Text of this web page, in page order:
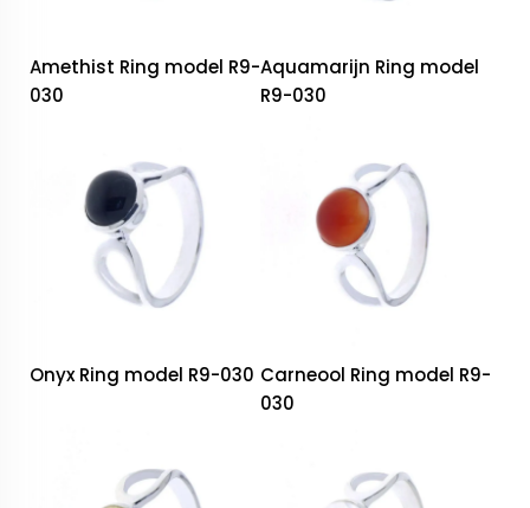
Amethist Ring model R9-
030
Aquamarijn Ring model
R9-030
Onyx Ring model R9-030 Carneool Ring model R9-
030